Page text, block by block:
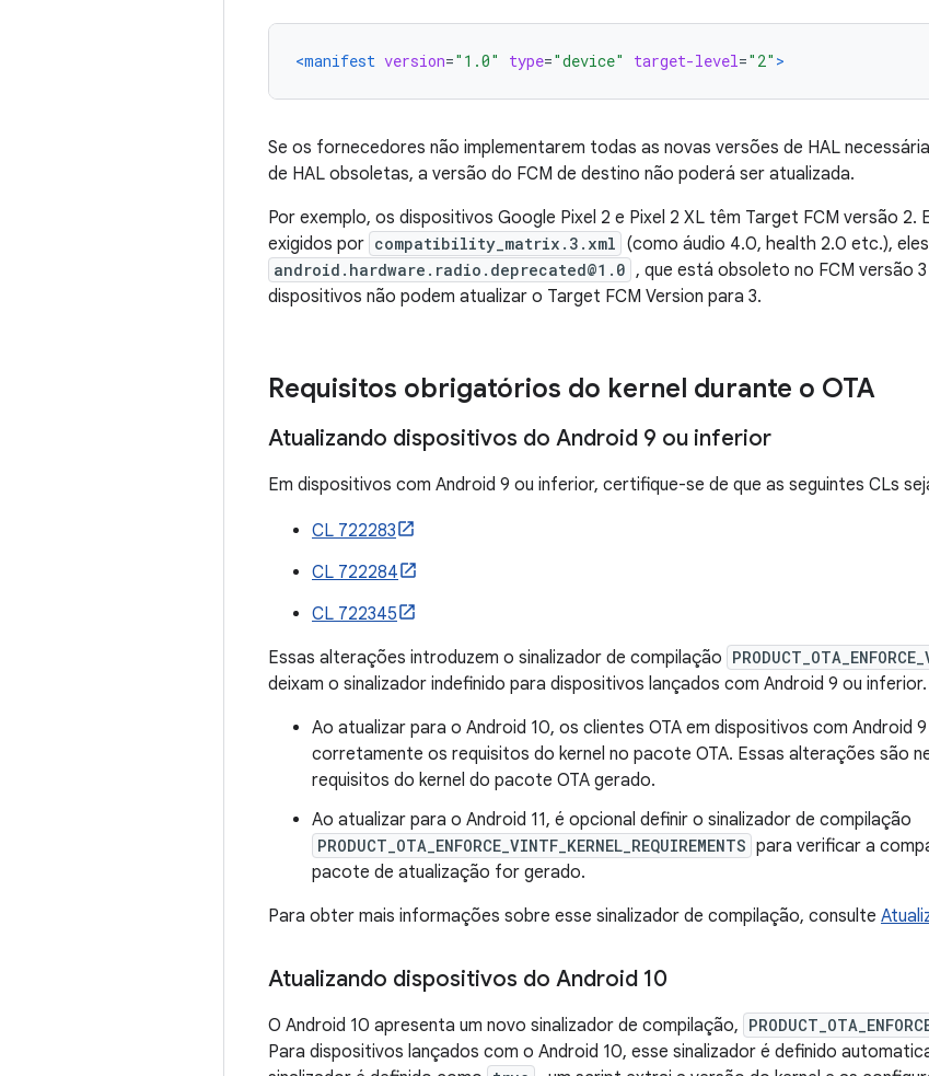
<manifest version="1.0" type="device" target-level="2" >
Se os fornecedores não implementarem todas as novas versões de HAL
de HAL obsoletas, a versão do FCM de destino não poderá ser atualizada.
Por exemplo, os dispositivos Google Pixel 2 e Pixel 2 XL têm Target FCM versão 2.
exigidos por compatibility_matrix.3.xml (como áudio 4.0, health 2.0 etc.),
android.hardware.radio.deprecated@1.0 , que está obsoleto no FCM versão
dispositivos não podem atualizar o Target FCM Version para 3.
Requisitos obrigatórios do kernel durante o OTA
Atualizando dispositivos do Android 9 ou inferior
Em dispositivos com Android 9 ou inferior, certifique-se de que as seguintes CLs
CL 722283
CL 722284
CL 722345
Essas alterações introduzem o sinalizador de compilação
deixam o sinalizador indefinido para dispositivos lançados com Android 9 ou inferior.
Ao atualizar para o Android 10, os clientes OTA em dispositivos com Android
corretamente os requisitos do kernel no pacote OTA. Essas alterações são
requisitos do kernel do pacote OTA gerado.
Ao atualizar para o Android 11, é opcional definir o sinalizador de compilação
PRODUCT_OTA_ENFORCE_VINTF_KERNEL_REQUIREMENTS para verificar a
pacote de atualização for gerado.
Para obter mais informações sobre esse sinalizador de compilação, consulte
Atualizando dispositivos do Android 10
O Android 10 apresenta um novo sinalizador de compilação,
Para dispositivos lançados com o Android 10, esse sinalizador é definido